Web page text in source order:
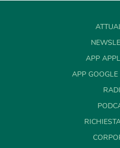
APP
APP